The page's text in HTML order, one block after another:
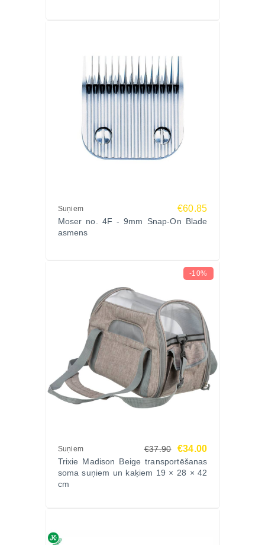
Pasūti jau šodien Zoopasaule.lv – ātra piegāde,
plašs Sam’s Field klāsts un garantēta kvalitāte!
Suņiem €60.85
Moser no. 4F - 9mm Snap-On Blade
asmens
-10%
Suņiem €37.90 €34.00
Trixie Madison Beige transportēšanas
soma suņiem un kaķiem 19 × 28 × 42
cm